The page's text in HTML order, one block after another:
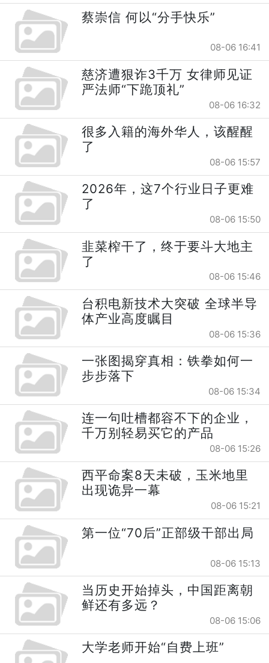
蔡崇信 何以“分手快乐”
08-06 16:41
慈济遭狠诈3千万 女律师见证
严法师“下跪顶礼”
08-06 16:32
很多入籍的海外华人，该醒醒
了
08-06 15:57
2026年，这7个行业日子更难
了
08-06 15:50
韭菜榨干了，终于要斗大地主
了
08-06 15:46
台积电新技术大突破 全球半导
体产业高度瞩目
08-06 15:36
一张图揭穿真相：铁拳如何一
步步落下
08-06 15:34
连一句吐槽都容不下的企业，
千万别轻易买它的产品
08-06 15:26
西平命案8天未破，玉米地里
出现诡异一幕
08-06 15:21
第一位“70后”正部级干部出局
08-06 15:13
当历史开始掉头，中国距离朝
鲜还有多远？
08-06 15:06
大学老师开始“自费上班”